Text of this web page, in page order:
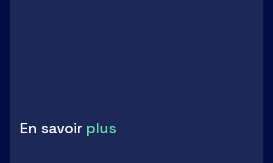
En savoir plus